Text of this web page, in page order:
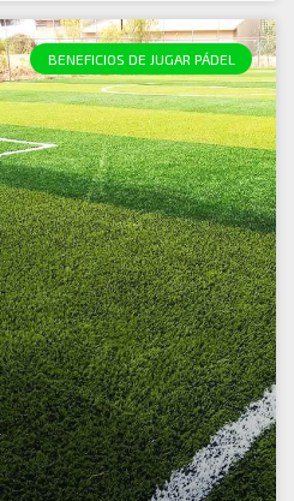
BENEFICIOS DE JUGAR PÁDEL